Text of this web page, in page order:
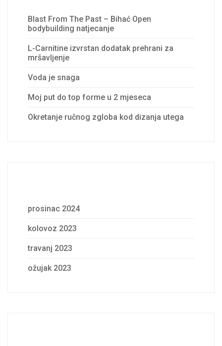
Blast From The Past – Bihać Open
bodybuilding natjecanje
L-Carnitine izvrstan dodatak prehrani za
mršavljenje
Voda je snaga
Moj put do top forme u 2 mjeseca
Okretanje ručnog zgloba kod dizanja utega
prosinac 2024
kolovoz 2023
travanj 2023
ožujak 2023